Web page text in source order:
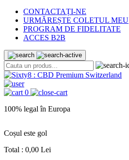
CONTACTAȚI-NE
URMĂREȘTE COLETUL MEU
PROGRAM DE FIDELITATE
ACCES B2B
0
100% legal în Europa
Coșul este gol
Total : 0,00 Lei